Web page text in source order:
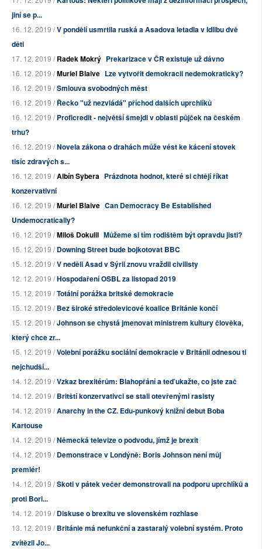
jiní se p...
16. 12. 2019 /V pondělí usmrtila ruská a Asadova letadla v Idlibu dvě
děti
17. 12. 2019 /Radek Mokrý Prekarizace v ČR existuje už dávno
16. 12. 2019 /Muriel Blaive Lze vytvořit demokracii nedemokraticky?
16. 12. 2019 /Smlouva svobodných měst
16. 12. 2019 /Řecko "už nezvládá" příchod dalších uprchlíků
16. 12. 2019 /Proficredit - největší šmejdi v oblasti půjček na českém
trhu?
16. 12. 2019 /Novela zákona o drahách může vést ke kácení stovek
tisíc zdravých s...
16. 12. 2019 /Albín Sybera Prázdnota hodnot, které si chtějí říkat
konzervativní
16. 12. 2019 /Muriel Blaive Can Democracy Be Established
Undemocratically?
16. 12. 2019 /Miloš Dokulil Můžeme si tím rodištěm být opravdu jisti?
15. 12. 2019 /Downing Street bude bojkotovat BBC
15. 12. 2019 /V neděli Asad v Sýrii znovu vraždil civilisty
12. 12. 2019 /Hospodaření OSBL za listopad 2019
15. 12. 2019 /Totální porážka britské demokracie
15. 12. 2019 /Bez široké středolevicové koalice Británie končí
15. 12. 2019 /Johnson se chystá jmenovat ministrem kultury člověka,
který chce zr...
15. 12. 2019 /Volební porážku sociální demokracie v Británii odnesou ti
nejchudší...
14. 12. 2019 /Vzkaz brexitérům: Blahopřání a teď ukažte, co jste zač
14. 12. 2019 /Britští konzervativci se stali otevřenými rasisty
14. 12. 2019 /Anarchy in the CZ. Edu-punkový knižní debut Boba
Kartouse
14. 12. 2019 /Německá televize o podvodu, jímž je brexit
14. 12. 2019 /Demonstrace v Londýně: Boris Johnson není můj
premiér!
14. 12. 2019 /Skoti v pátek večer demonstrovali na podporu uprchlíků a
proti Bori...
14. 12. 2019 /Diskuse o brexitu ve slovenském rozhlase
13. 12. 2019 /Británie má nefunkční a zastaralý volební systém. Proto
zvítězil Jo...